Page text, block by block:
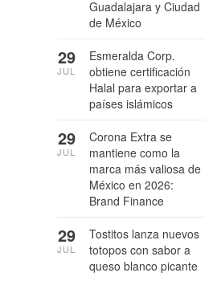
Guadalajara y Ciudad
de México
Esmeralda Corp.
obtiene certificación
Halal para exportar a
países islámicos
29
JUL
Corona Extra se
mantiene como la
marca más valiosa de
México en 2026:
Brand Finance
29
JUL
Tostitos lanza nuevos
totopos con sabor a
queso blanco picante
29
JUL